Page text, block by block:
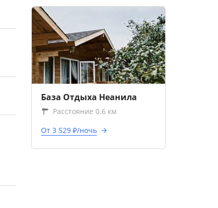
База Отдыха Неанила
Расстояние 0.6 км
От 3 529 ₽/ночь